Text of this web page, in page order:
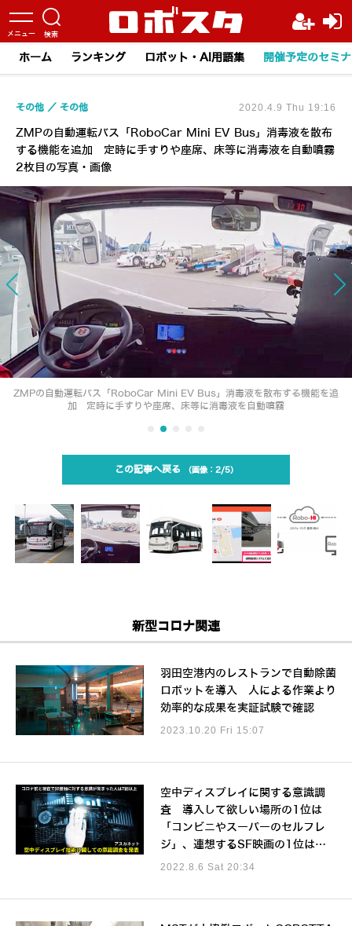
ホーム ランキング ロボット・AI用語集 開催予定のセミ
ZMPの自動運転バス「RoboCar Mini EV Bus」消毒液を散布
する機能を追加 定時に手すりや座席、床等に消毒液を自動噴霧
2枚目の写真・画像
その他 その他 2020.4.9 Thu 19:16
ZMPの自動運転バス「RoboCar Mini EV Bus」消毒液を散布する機能を追
加 定時に手すりや座席、床等に消毒液を自動噴霧
この記事へ戻る 2/5
新型コロナ関連
羽田空港内のレストランで自動除菌
ロボットを導入 人による作業より
効率的な成果を実証試験で確認
2023.10.20 Fri 15:07
空中ディスプレイに関する意識調
査 導入して欲しい場所の1位は
「コンビニやスーパーのセルフレ
ジ」、連想するSF映画の1位は…
2022.8.6 Sat 20:34